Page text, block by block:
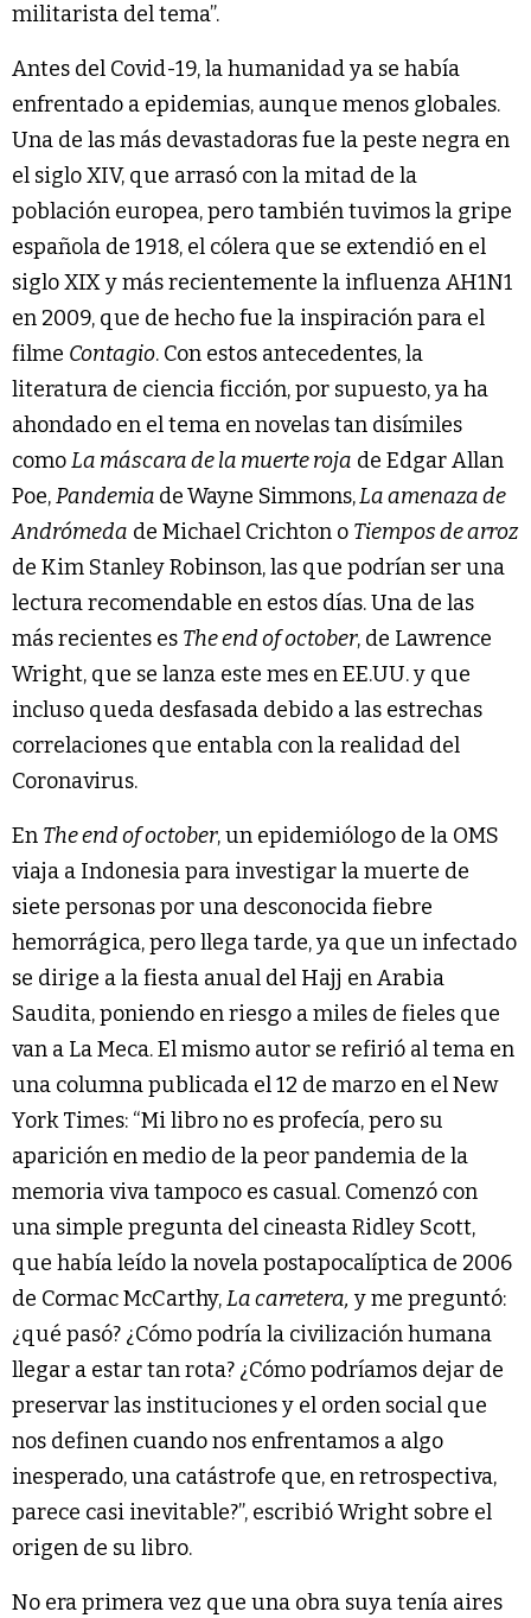
militarista del tema”.
Antes del Covid-19, la humanidad ya se había
enfrentado a epidemias, aunque menos globales.
Una de las más devastadoras fue la peste negra en
el siglo XIV, que arrasó con la mitad de la
población europea, pero también tuvimos la gripe
española de 1918, el cólera que se extendió en el
siglo XIX y más recientemente la influenza AH1N1
en 2009, que de hecho fue la inspiración para el
filme Contagio. Con estos antecedentes, la
literatura de ciencia ficción, por supuesto, ya ha
ahondado en el tema en novelas tan disímiles
comoLa máscara de la muerte roja de Edgar Allan
Poe,Pandemia deWayne Simmons,La amenaza de
Andrómeda de Michael Crichton o Tiempos de arroz
de Kim Stanley Robinson, las que podrían ser una
lectura recomendable en estos días. Una de las
más recientes es The end of october, de Lawrence
Wright, que se lanza este mes en EE.UU. y que
incluso queda desfasada debido a las estrechas
correlaciones que entabla con la realidad del
Coronavirus.
En The end of october, un epidemiólogo de la OMS
viaja a Indonesia para investigar la muerte de
siete personas por una desconocida fiebre
hemorrágica, pero llega tarde, ya que un infectado
se dirige a la fiesta anual del Hajj en Arabia
Saudita, poniendo en riesgo a miles de fieles que
van a La Meca. El mismo autor se refirió al tema en
una columna publicada el 12 de marzo en el New
York Times: “Mi libro no es profecía, pero su
aparición en medio de la peor pandemia de la
memoria viva tampoco es casual. Comenzó con
una simple pregunta del cineasta Ridley Scott,
que había leído la novela postapocalíptica de 2006
de Cormac McCarthy,La carretera, y me preguntó:
¿qué pasó? ¿Cómo podría la civilización humana
llegar a estar tan rota? ¿Cómo podríamos dejar de
preservar las instituciones y el orden social que
nos definen cuando nos enfrentamos a algo
inesperado, una catástrofe que, en retrospectiva,
parece casi inevitable?”, escribió Wright sobre el
origen de su libro.
No era primera vez que una obra suya tenía aires